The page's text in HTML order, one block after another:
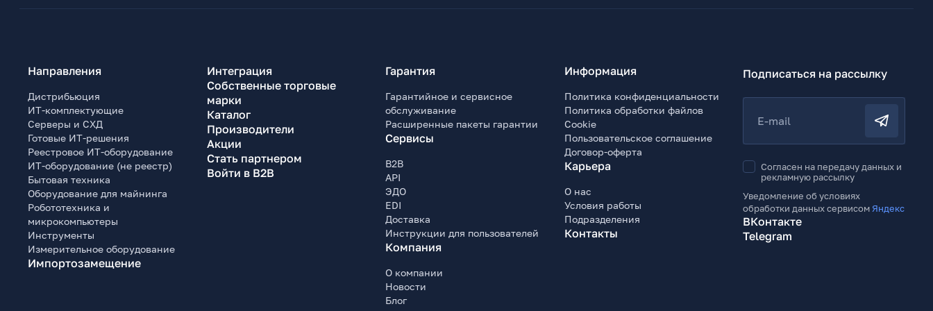
Направления
Дистрибьюция
ИТ-комплектующие
Серверы и СХД
Готовые ИТ-решения
Реестровое ИТ-оборудование
ИТ-оборудование (не реестр)
Бытовая техника
Оборудование для майнинга
Робототехника и
микрокомпьютеры
Инструменты
Измерительное оборудование
Импортозамещение
Интеграция
Собственные торговые
марки
Каталог
Производители
Акции
Стать партнером
Войти в B2B
Гарантия
Гарантийное и сервисное
обслуживание
Расширенные пакеты гарантии
Сервисы
B2B
API
ЭДО
EDI
Доставка
Инструкции для пользователей
Компания
О компании
Новости
Блог
Информация
Политика конфиденциальности
Политика обработки файлов
Cookie
Пользовательское соглашение
Договор-оферта
Карьера
О нас
Условия работы
Подразделения
Контакты
Подписаться на рассылку
E-mail
Согласен на передачу данных и
рекламную рассылку
Уведомление об условиях
обработки данных сервисом Яндекс
ВКонтакте
Telegram